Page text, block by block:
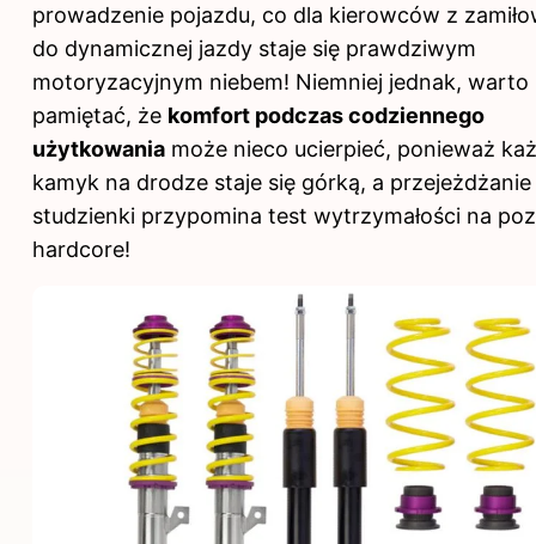
prowadzenie pojazdu, co dla kierowców z
do dynamicznej jazdy staje się prawdziwym
motoryzacyjnym niebem! Niemniej jednak, warto
pamiętać, że komfort podczas codziennego
użytkowania może nieco ucierpieć, ponieważ
kamyk na drodze staje się górką, a
studzienki przypomina test wytrzymałości na
hardcore!